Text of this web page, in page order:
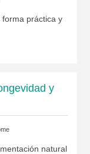
práctica y
y
natural